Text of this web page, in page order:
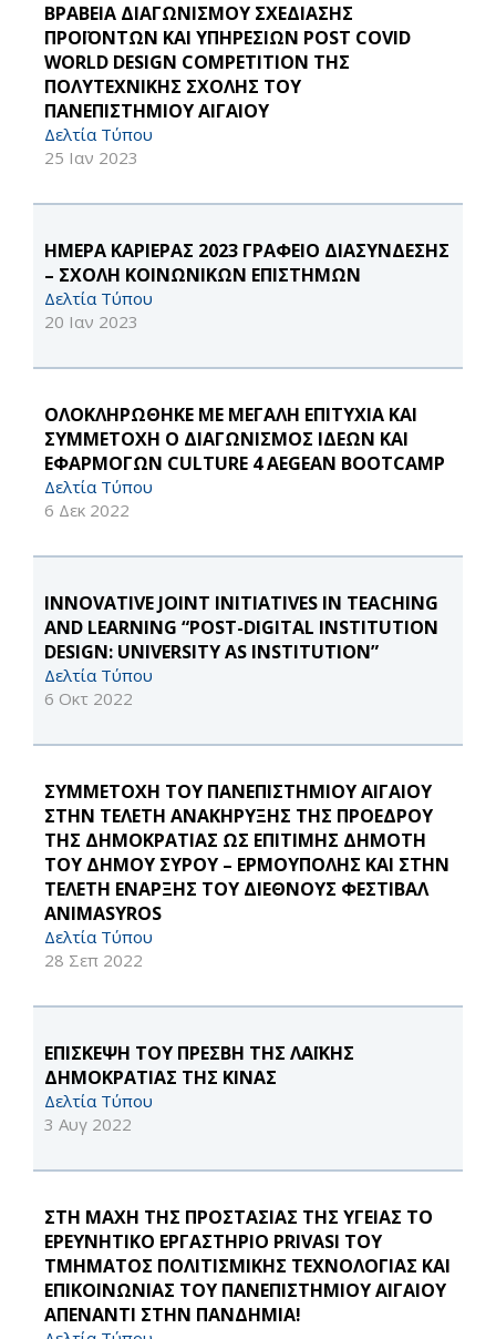
ΒΡΑΒΕΙΑ ΔΙΑΓΩΝΙΣΜΟΥ ΣΧΕΔΙΑΣΗΣ
ΠΡΟΪΟΝΤΩΝ ΚΑΙ ΥΠΗΡΕΣΙΩΝ POST COVID
WORLD DESIGN COMPETITION ΤΗΣ
ΠΟΛΥΤΕΧΝΙΚΗΣ ΣΧΟΛΗΣ ΤΟΥ
ΠΑΝΕΠΙΣΤΗΜΙΟΥ ΑΙΓΑΙΟΥ
Δελτία Τύπου
25 Ιαν 2023
ΗΜΕΡΑ ΚΑΡΙΕΡΑΣ 2023 ΓΡΑΦΕΙΟ ΔΙΑΣΥΝΔΕΣΗΣ
– ΣΧΟΛΗ ΚΟΙΝΩΝΙΚΩΝ ΕΠΙΣΤΗΜΩΝ
Δελτία Τύπου
20 Ιαν 2023
ΟΛΟΚΛΗΡΩΘΗΚΕ ΜΕ ΜΕΓΑΛΗ ΕΠΙΤΥΧΙΑ ΚΑΙ
ΣΥΜΜΕΤΟΧΗ Ο ΔΙΑΓΩΝΙΣΜΟΣ ΙΔΕΩΝ ΚΑΙ
ΕΦΑΡΜΟΓΩΝ CULTURE 4 AEGEAN BOOTCAMP
Δελτία Τύπου
6 Δεκ 2022
INNOVATIVE JOINT INITIATIVES IN TEACHING
AND LEARNING “POST-DIGITAL INSTITUTION
DESIGN: UNIVERSITY AS INSTITUTION”
Δελτία Τύπου
6 Οκτ 2022
ΣΥΜΜΕΤΟΧΗ ΤΟΥ ΠΑΝΕΠΙΣΤΗΜΙΟΥ ΑΙΓΑΙΟΥ
ΣΤΗΝ ΤΕΛΕΤΗ ΑΝΑΚΗΡΥΞΗΣ ΤΗΣ ΠΡΟΕΔΡΟΥ
ΤΗΣ ΔΗΜΟΚΡΑΤΙΑΣ ΩΣ ΕΠΙΤΙΜΗΣ ΔΗΜΟΤΗ
ΤΟΥ ΔΗΜΟΥ ΣΥΡΟΥ – ΕΡΜΟΥΠΟΛΗΣ ΚΑΙ ΣΤΗΝ
ΤΕΛΕΤΗ ΕΝΑΡΞΗΣ ΤΟΥ ΔΙΕΘΝΟΥΣ ΦΕΣΤΙΒΑΛ
ANIMASYROS
Δελτία Τύπου
28 Σεπ 2022
ΕΠΙΣΚΕΨΗ ΤΟΥ ΠΡΕΣΒΗ ΤΗΣ ΛΑΪΚΗΣ
ΔΗΜΟΚΡΑΤΙΑΣ ΤΗΣ ΚΙΝΑΣ
Δελτία Τύπου
3 Αυγ 2022
ΣΤΗ ΜΑΧΗ ΤΗΣ ΠΡΟΣΤΑΣΙΑΣ ΤΗΣ ΥΓΕΙΑΣ ΤΟ
ΕΡΕΥΝΗΤΙΚΟ ΕΡΓΑΣΤΗΡΙΟ PRIVASI ΤΟΥ
ΤΜΗΜΑΤΟΣ ΠΟΛΙΤΙΣΜΙΚΗΣ ΤΕΧΝΟΛΟΓΙΑΣ ΚΑΙ
ΕΠΙΚΟΙΝΩΝΙΑΣ ΤΟΥ ΠΑΝΕΠΙΣΤΗΜΙΟΥ ΑΙΓΑΙΟΥ
ΑΠΕΝΑΝΤΙ ΣΤΗΝ ΠΑΝΔΗΜΙΑ!